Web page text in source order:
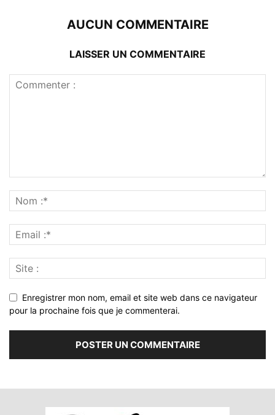
AUCUN COMMENTAIRE
LAISSER UN COMMENTAIRE
Enregistrer mon nom, email et site web dans ce navigateur
pour la prochaine fois que je commenterai.